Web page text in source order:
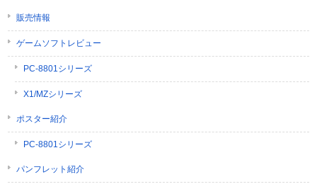
販売情報
ゲームソフトレビュー
PC-8801シリーズ
X1/MZシリーズ
ポスター紹介
PC-8801シリーズ
パンフレット紹介